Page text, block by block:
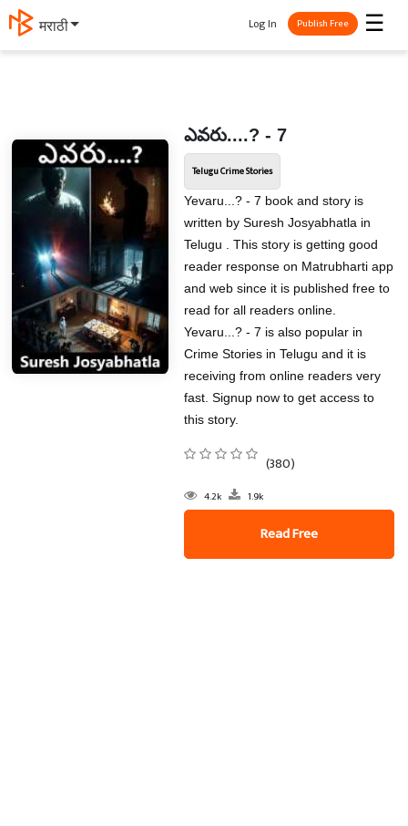
मराठी ☰
Log In Publish Free
ఎవరు....? - 7
Telugu Crime Stories
Yevaru...? - 7 book and story is
written by Suresh Josyabhatla in
Telugu . This story is getting good
reader response on Matrubharti app
and web since it is published free to
read for all readers online.
Yevaru...? - 7 is also popular in
Crime Stories in Telugu and it is
receiving from online readers very
fast. Signup now to get access to
this story.
(380)
4.2k 1.9k
Read Free